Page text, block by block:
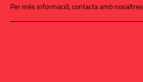
Per més informació, contacta amb nosaltres